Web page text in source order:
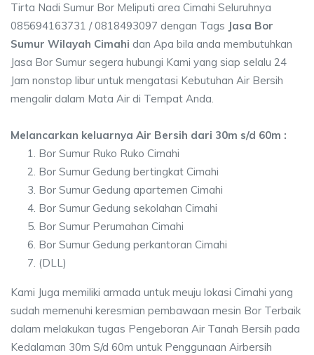
Tirta Nadi Sumur Bor Meliputi area Cimahi Seluruhnya
085694163731 / 0818493097 dengan Tags Jasa Bor
Sumur Wilayah Cimahi dan Apa bila anda membutuhkan
Jasa Bor Sumur segera hubungi Kami yang siap selalu 24
Jam nonstop libur untuk mengatasi Kebutuhan Air Bersih
mengalir dalam Mata Air di Tempat Anda.
Melancarkan keluarnya Air Bersih dari 30m s/d 60m :
Bor Sumur Ruko Ruko Cimahi
Bor Sumur Gedung bertingkat Cimahi
Bor Sumur Gedung apartemen Cimahi
Bor Sumur Gedung sekolahan Cimahi
Bor Sumur Perumahan Cimahi
Bor Sumur Gedung perkantoran Cimahi
(DLL)
Kami Juga memiliki armada untuk meuju lokasi Cimahi yang
sudah memenuhi keresmian pembawaan mesin Bor Terbaik
dalam melakukan tugas Pengeboran Air Tanah Bersih pada
Kedalaman 30m S/d 60m untuk Penggunaan Airbersih